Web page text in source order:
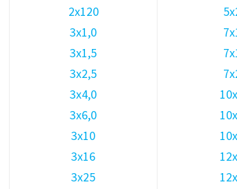
2х120
3х1,0
3х1,5
3х2,5
3х4,0
3х6,0
3х10
3х16
3х25